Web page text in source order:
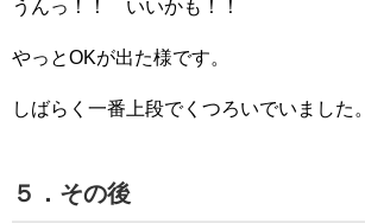
うんっ！！ いいかも！！
やっとOKが出た様です。
しばらく一番上段でくつろいでいました。
５．その後